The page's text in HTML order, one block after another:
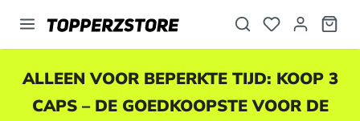
ALLEEN VOOR BEPERKTE TIJD: KOOP 3
CAPS – DE GOEDKOOPSTE VOOR DE